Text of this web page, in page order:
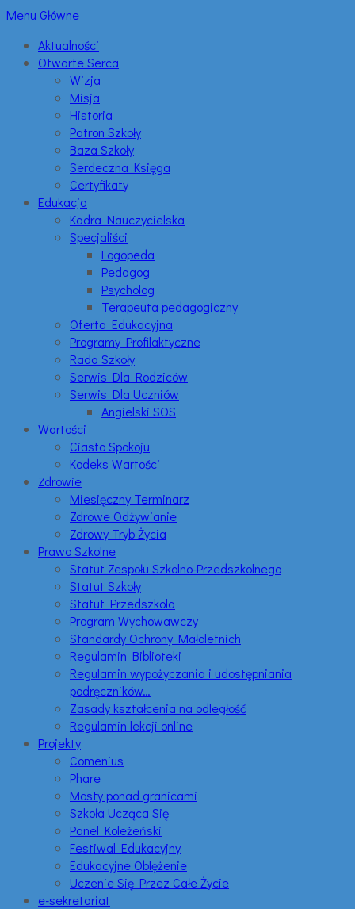
Menu Główne
Aktualności
Otwarte Serca
Wizja
Misja
Historia
Patron Szkoły
Baza Szkoły
Serdeczna Księga
Certyfikaty
Edukacja
Kadra Nauczycielska
Specjaliści
Logopeda
Pedagog
Psycholog
Terapeuta pedagogiczny
Oferta Edukacyjna
Programy Profilaktyczne
Rada Szkoły
Serwis Dla Rodziców
Serwis Dla Uczniów
Angielski SOS
Wartości
Ciasto Spokoju
Kodeks Wartości
Zdrowie
Miesięczny Terminarz
Zdrowe Odżywianie
Zdrowy Tryb Życia
Prawo Szkolne
Statut Zespołu Szkolno-Przedszkolnego
Statut Szkoły
Statut Przedszkola
Program Wychowawczy
Standardy Ochrony Małoletnich
Regulamin Biblioteki
Regulamin wypożyczania i udostępniania
podręczników…
Zasady kształcenia na odległość
Regulamin lekcji online
Projekty
Comenius
Phare
Mosty ponad granicami
Szkoła Ucząca Się
Panel Koleżeński
Festiwal Edukacyjny
Edukacyjne Oblężenie
Uczenie Się Przez Całe Życie
e-sekretariat